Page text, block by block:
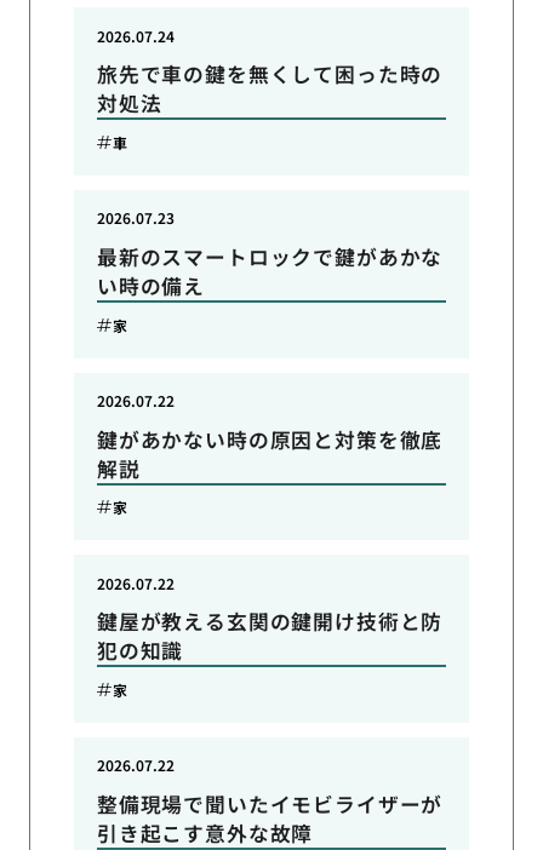
旅先で車の鍵を無くして困った時の
対処法
2026.07.24
車
最新のスマートロックで鍵があかな
い時の備え
2026.07.23
家
鍵があかない時の原因と対策を徹底
解説
2026.07.22
家
鍵屋が教える玄関の鍵開け技術と防
犯の知識
2026.07.22
家
整備現場で聞いたイモビライザーが
引き起こす意外な故障
2026.07.22